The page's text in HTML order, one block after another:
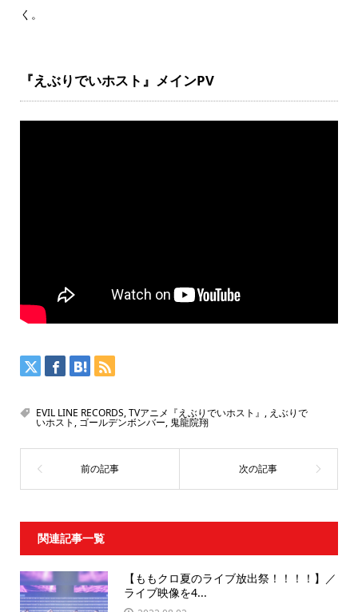
く。
『えぶりでいホスト』メインPV
EVIL LINE RECORDS,TVアニメ『えぶりでいホスト』 , えぶりで
いホスト , ゴールデンボンバー, 鬼龍院翔
関連記事一覧
【ももクロ夏のライブ放出祭！！！！】／
ライブ映像を4...